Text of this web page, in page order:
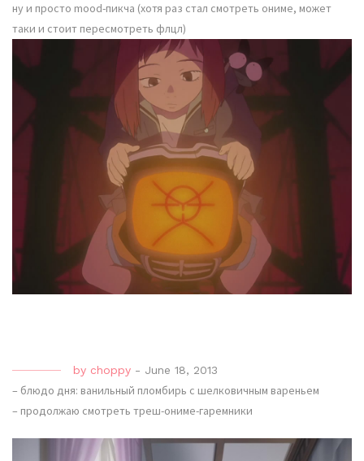
ну и просто mood-пикча (хотя раз стал смотреть ониме, может
таки и стоит пересмотреть флцл)
by choppy - June 18, 2013
– блюдо дня: ванильный пломбирь с шелковичным вареньем
– продолжаю смотреть треш-ониме-гаремники